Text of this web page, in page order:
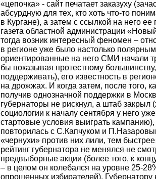
«цепочка» - сайт печатает заказуху
абсурдную для тех, кто хоть что-то
в Кургане), а затем с ссылкой на него ее
газета областной администрации
тогда возник интересный феномен –
в регионе уже было настолько
ориентированные на него СМИ начали
бы показывая протестному
поддерживать), его известность в
на дрожжах. И когда затем, после того,
получив однозначной поддержки в
губернаторы не рискнул, а штаб закрыл
социологии к началу сентября у него
стартовые условия выиграть кампанию),
повторилась с С.Капчуком и
«чернухи» против них лили, тем быстрее
рейтинг губернатора не менялся не
предвыборные акции (более того, к
– в целом он колебался на уровне 25-
опрошенных избирателей). Губернатору